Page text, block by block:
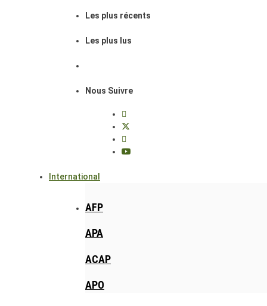
Les plus récents
Les plus lus
Nous Suivre
International
AFP
APA
ACAP
APO